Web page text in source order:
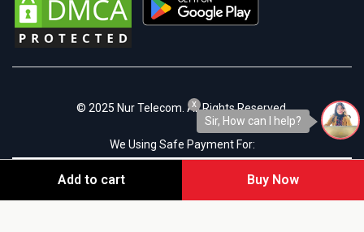
© 2025 Nur Telecom. All Rights Reserved.
We Using Safe Payment For:
Add to cart Buy Now
Sir, How can I help?
x